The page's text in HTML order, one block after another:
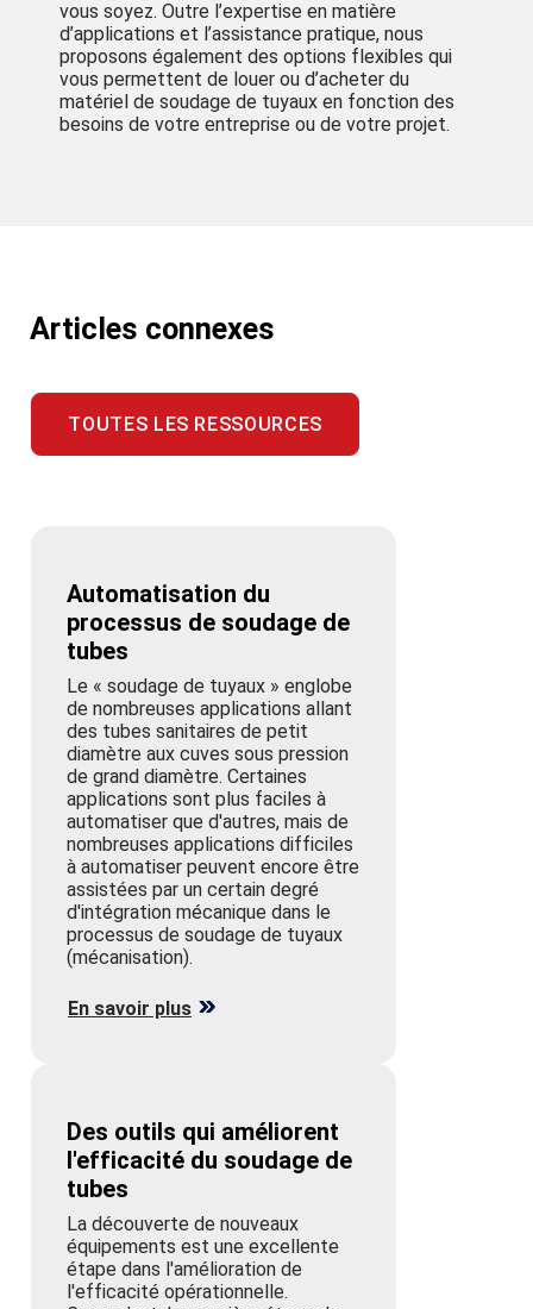
Automatisation du
des tubes sanitaires de petit
diamètre aux cuves sous pression
de grand diamètre. Certaines
applications sont plus faciles à
automatiser que d'autres, mais de
nombreuses applications difficiles
à automatiser peuvent encore être
assistées par un certain degré
d'intégration mécanique dans le
processus de soudage de tuyaux
(mécanisation).
En savoir plus
Des outils qui améliorent
l'efficacité du soudage de
étape dans l'amélioration de
l'efficacité opérationnelle.
Cependant, la première étape de
toute amélioration consiste à
changer votre façon de voir le
processus existant.
En savoir plus